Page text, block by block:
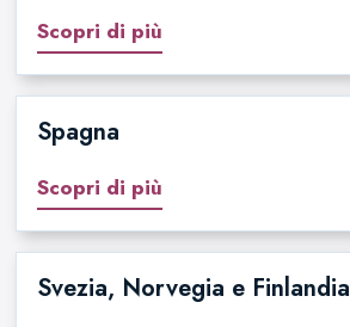
Scopri di più
Spagna
Scopri di più
Svezia, Norvegia e Finlandia